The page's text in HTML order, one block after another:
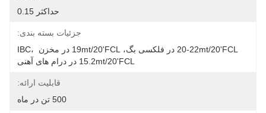
حداکثر 0.15
جزئیات بسته بندی:
20-22mt/20'FCL در فلکسی بگ، 19mt/20'FCL در مخزن IBC،
15.2mt/20'FCL در درام های آهنی
قابلیت ارائه:
500 تن در ماه